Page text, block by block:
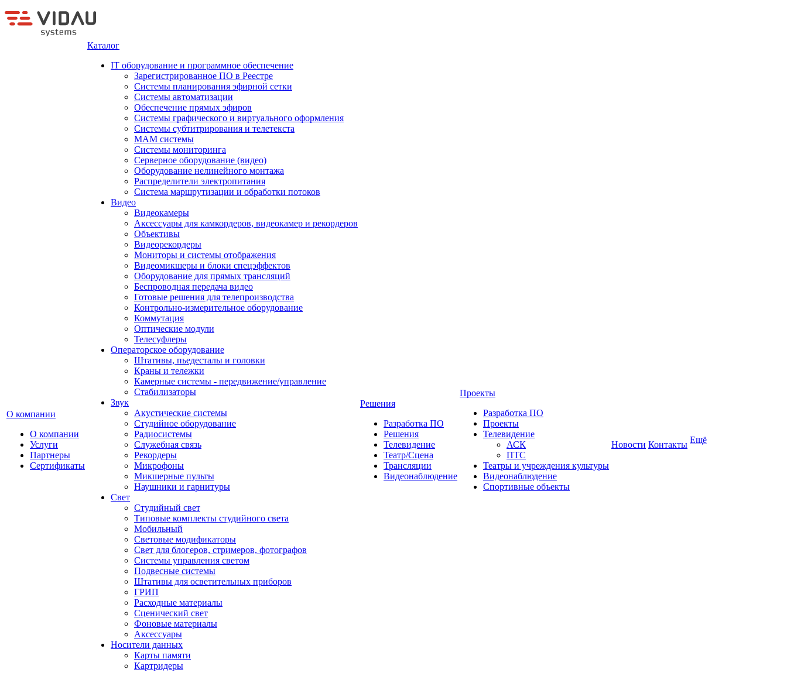
О компании
О компании
Услуги
Партнеры
Сертификаты
Каталог
IT оборудование и программное обеспечение
Зарегистрированное ПО в Реестре
Системы планирования эфирной сетки
Системы автоматизации
Обеспечение прямых эфиров
Системы графического и виртуального оформления
Системы субтитрирования и телетекста
MAM системы
Системы мониторинга
Серверное оборудование (видео)
Оборудование нелинейного монтажа
Распределители электропитания
Система маршрутизации и обработки потоков
Видео
Видеокамеры
Аксессуары для камкордеров, видеокамер и рекордеров
Объективы
Видеорекордеры
Мониторы и системы отображения
Видеомикшеры и блоки спецэффектов
Оборудование для прямых трансляций
Беспроводная передача видео
Готовые решения для телепроизводства
Контрольно-измерительное оборудование
Коммутация
Оптические модули
Телесуфлеры
Операторское оборудование
Штативы, пьедесталы и головки
Краны и тележки
Камерные системы - передвижение/управление
Стабилизаторы
Звук
Акустические системы
Студийное оборудование
Радиосистемы
Служебная связь
Рекордеры
Микрофоны
Микшерные пульты
Наушники и гарнитуры
Свет
Студийный свет
Типовые комплекты студийного света
Мобильный
Световые модификаторы
Свет для блогеров, стримеров, фотографов
Системы управления светом
Подвесные системы
Штативы для осветительных приборов
ГРИП
Расходные материалы
Сценический свет
Фоновые материалы
Аксессуары
Носители данных
Карты памяти
Картридеры
Решения
Разработка ПО
Решения
Телевидение
Театр/Сцена
Трансляции
Видеонаблюдение
Проекты
Разработка ПО
Проекты
Телевидение
АСК
ПТС
Театры и учреждения культуры
Видеонаблюдение
Спортивные объекты
Новости Контакты Ещё